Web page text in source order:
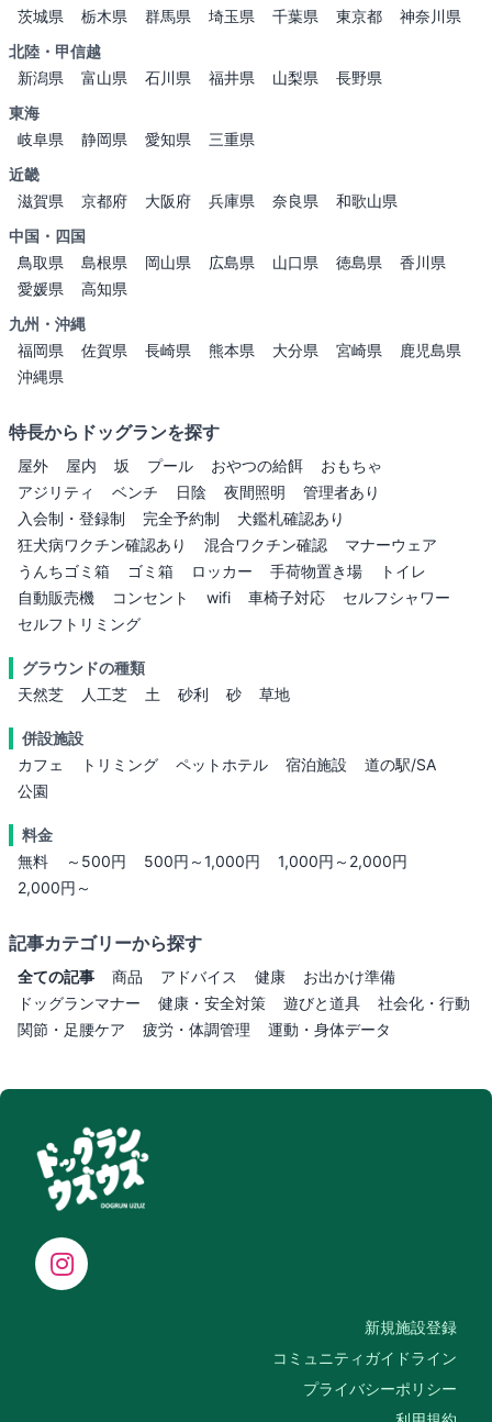
茨城県
栃木県 群馬県 埼玉県 千葉県 東京都
神奈川県
北陸・甲信越
新潟県
富山県 石川県 福井県 山梨県
長野県
東海
岐阜県
静岡県 愛知県
三重県
近畿
滋賀県
京都府 大阪府 兵庫県 奈良県
和歌山県
中国・四国
鳥取県
島根県 岡山県 広島県 山口県 徳島県
香川県
愛媛県
高知県
九州・沖縄
福岡県
佐賀県 長崎県 熊本県 大分県 宮崎県
鹿児島県
沖縄県
特長からドッグランを探す
屋外 屋内 坂 プール おやつの給餌
おもちゃ
アジリティ
ベンチ 日陰 夜間照明
管理者あり
入会制・登録制
完全予約制
犬鑑札確認あり
狂犬病ワクチン確認あり
混合ワクチン確認
マナーウェア
うんちゴミ箱
ゴミ箱 ロッカー 手荷物置き場
トイレ
自動販売機
コンセント wifi 車椅子対応
セルフシャワー
セルフトリミング
グラウンドの種類
天然芝
人工芝 土 砂利 砂 草地
併設施設
カフェ
トリミング ペットホテル 宿泊施設
道の駅/SA
公園
料金
無料
～500円 500円～1,000円
1,000円～2,000円
2,000円～
記事カテゴリーから探す
全ての記事 商品 アドバイス 健康
お出かけ準備
ドッグランマナー
健康・安全対策 遊びと道具
社会化・行動
関節・足腰ケア
疲労・体調管理 運動・身体データ
新規施設登録
コミュニティガイドライン
プライバシーポリシー